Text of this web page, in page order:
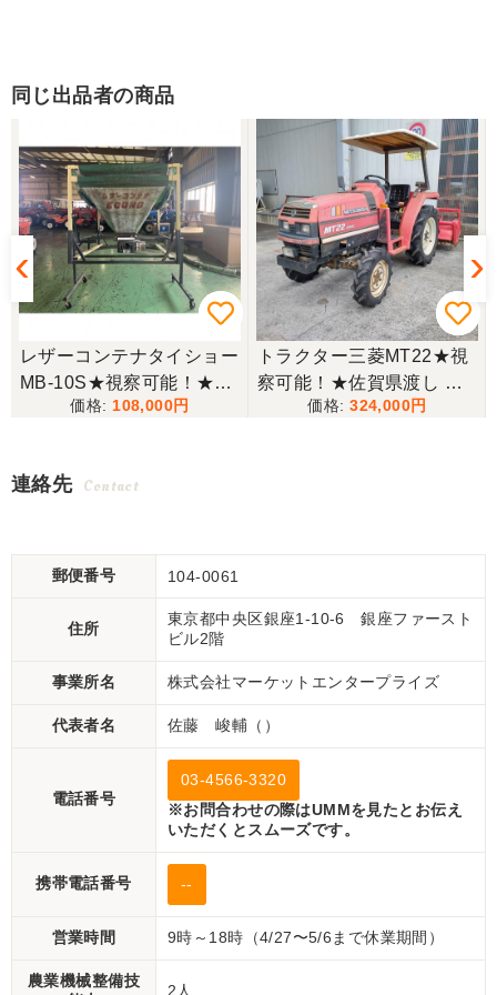
同じ出品者の商品
レザーコンテナタイショー
MB-10S★視察可能！★茨
城県渡し タイショー レザ
テナ キャスター 現状渡し
108,000
トラクター三菱MT22★視
察可能！★佐賀県渡し 三
菱 トラクター MT22 22馬
324,000
連絡先 Contact
郵便番号 104-0061
住所
東京都中央区銀座1-10-6 銀座ファースト
ビル2階
事業所名 株式会社マーケットエンタープライズ
代表者名 佐藤 峻輔（）
電話番号
03-4566-3320
※お問合わせの際はUMMを見たとお伝え
いただくとスムーズです。
携帯電話番号 --
営業時間 9時～18時（4/27〜5/6まで休業期間）
農業機械整備技
2人